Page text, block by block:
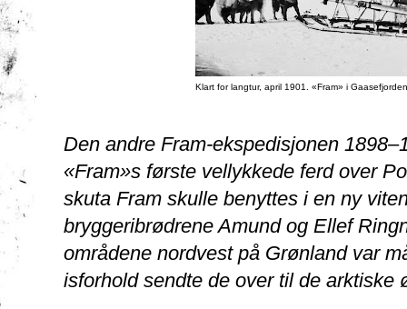
Klart for langtur, april 1901. «Fram» i
Den andre Fram-ekspedisjonen
«Fram»s første vellykkede ferd over
skuta Fram skulle benyttes i en ny
bryggeribrødrene Amund og Ellef
områdene nordvest på Grønland var
isforhold sendte de over til de arktiske